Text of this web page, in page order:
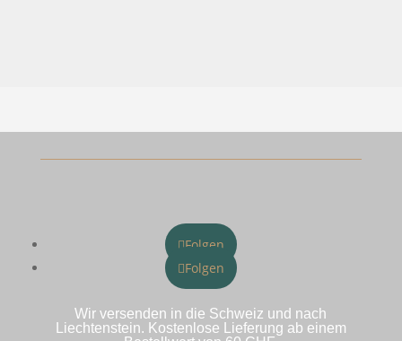
Folgen
Folgen
Wir versenden in die Schweiz und nach
Liechtenstein. Kostenlose Lieferung ab einem